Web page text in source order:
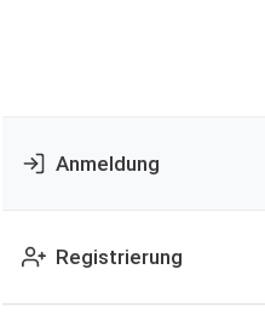
Anmeldung
Registrierung